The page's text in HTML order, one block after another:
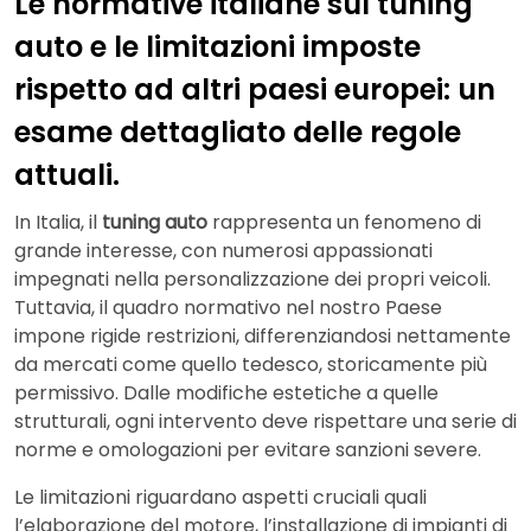
auto e le limitazioni imposte
rispetto ad altri paesi europei: un
esame dettagliato delle regole
attuali.
In Italia, il tuning auto rappresenta un fenomeno di
grande interesse, con numerosi appassionati
impegnati nella personalizzazione dei propri veicoli.
Tuttavia, il quadro normativo nel nostro Paese
impone rigide restrizioni, differenziandosi nettamente
da mercati come quello tedesco, storicamente più
permissivo. Dalle modifiche estetiche a quelle
strutturali, ogni intervento deve rispettare una serie di
norme e omologazioni per evitare sanzioni severe.
Le limitazioni riguardano aspetti cruciali quali
l’elaborazione del motore, l’installazione di impianti di